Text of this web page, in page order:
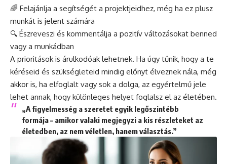
🌈 Felajánlja a segítségét a projektjeidhez, még ha ez plusz
munkát is jelent számára
🔍 Észreveszi és kommentálja a pozitív változásokat benned
vagy a munkádban
A prioritások is árulkodóak lehetnek. Ha úgy tűnik, hogy a te
kéréseid és szükségleteid mindig előnyt élveznek nála, még
akkor is, ha elfoglalt vagy sok a dolga, az egyértelmű jele
lehet annak, hogy különleges helyet foglalsz el az életében.
„A figyelmesség a szeretet egyik legőszintébb
formája – amikor valaki megjegyzi a kis részleteket az
életedben, az nem véletlen, hanem választás.”